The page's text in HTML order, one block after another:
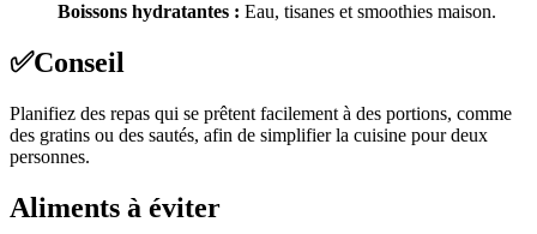
Boissons hydratantes : Eau, tisanes et smoothies maison.
✅Conseil
Planifiez des repas qui se prêtent facilement à des portions, comme
des gratins ou des sautés, afin de simplifier la cuisine pour deux
personnes.
Aliments à éviter